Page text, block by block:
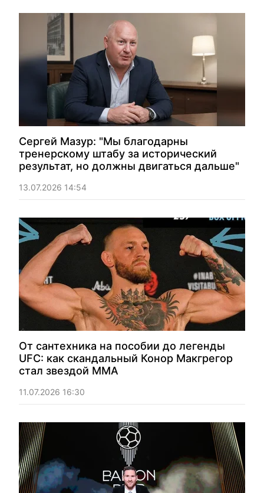
Сергей Мазур: "Мы благодарны
тренерскому штабу за исторический
результат, но должны двигаться дальше"
13.07.2026 14:54
От сантехника на пособии до легенды
UFC: как скандальный Конор Макгрегор
стал звездой ММА
11.07.2026 16:30